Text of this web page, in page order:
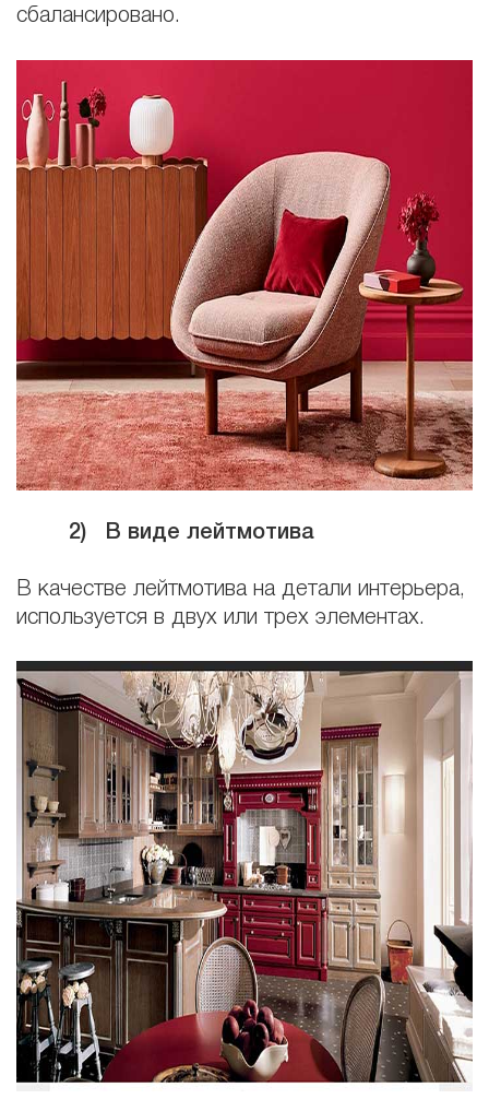
сбалансировано.
2) В виде лейтмотива
В качестве лейтмотива на детали интерьера,
используется в двух или трех элементах.